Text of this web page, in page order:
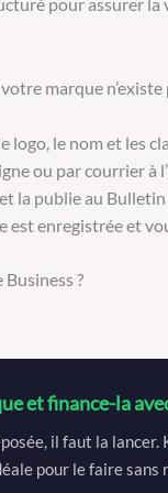
marque
logo, le nom et les
ou par courrier à
la publie au
est enregistrée et
?
et finance-la
il faut la
pour le faire sans